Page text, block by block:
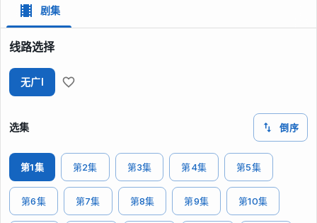
剧集
线路选择
无广I
选集 倒序
第1集 第2集 第3集 第4集 第5集
第6集 第7集 第8集 第9集 第10集